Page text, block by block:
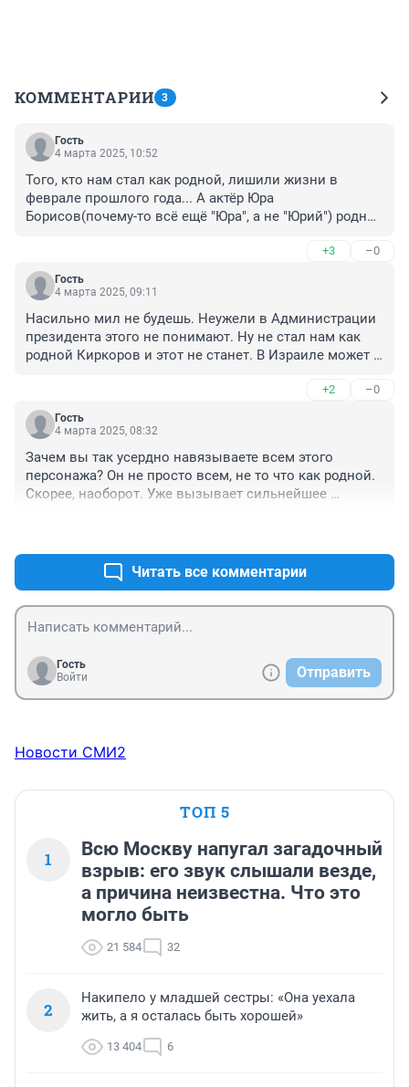
КОММЕНТАРИИ 3
Гость
4 марта 2025, 10:52
Того, кто нам стал как родной, лишили жизни в
феврале прошлого года... А актёр Юра
Борисов(почему-то всё ещё "Юра", а не "Юрий") родной
+3 –0
Гость
4 марта 2025, 09:11
Насильно мил не будешь. Неужели в Администрации
президента этого не понимают. Ну не стал нам как
родной Киркоров и этот не станет. В Израиле может и
+2 –0
Гость
4 марта 2025, 08:32
Зачем вы так усердно навязываете всем этого
персонажа? Он не просто всем, не то что как родной.
Скорее, наоборот. Уже вызывает сильнейшее
Читать все комментарии
Гость
Войти
Отправить
Новости СМИ2
ТОП 5
1
Всю Москву напугал загадочный
взрыв: его звук слышали везде,
а причина неизвестна. Что это
могло быть
21 584 32
2
Накипело у младшей сестры: «Она уехала
жить, а я осталась быть хорошей»
13 404 6